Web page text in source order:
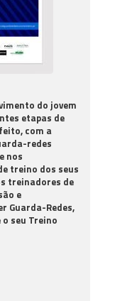
do jovem
etapas de
com a
redes
nos
treino dos seus
treinadores de
e
Guarda-Redes,
seu Treino